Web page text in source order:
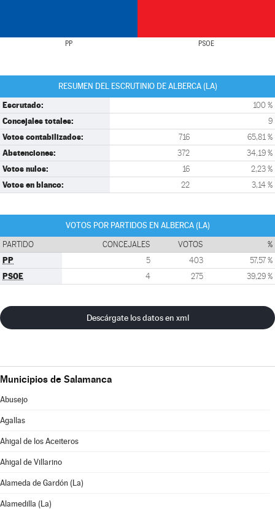
PP PSOE
RESUMEN DEL ESCRUTINIO DE ALBERCA (LA)
Escrutado: 100 %
Concejales totales: 9
Votos contabilizados: 716 65,81 %
Abstenciones: 372 34,19 %
Votos nulos: 16 2,23 %
Votos en blanco: 22 3,14 %
VOTOS POR PARTIDOS EN ALBERCA (LA)
PARTIDO CONCEJALES VOTOS %
PP 5 403 57,57 %
PSOE 4 275 39,29 %
Descárgate los datos en xml
Municipios de Salamanca
Abusejo
Agallas
Ahigal de los Aceiteros
Ahigal de Villarino
Alameda de Gardón (La)
Alamedilla (La)